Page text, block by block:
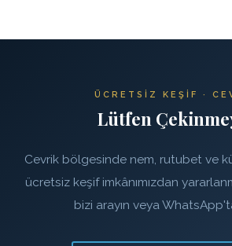
ÜCRETSIZ KEŞIF ·
Lütfen
Cevrik bölgesinde nem, rutubet ve
ücretsiz keşif imkânımızdan
bizi arayın veya